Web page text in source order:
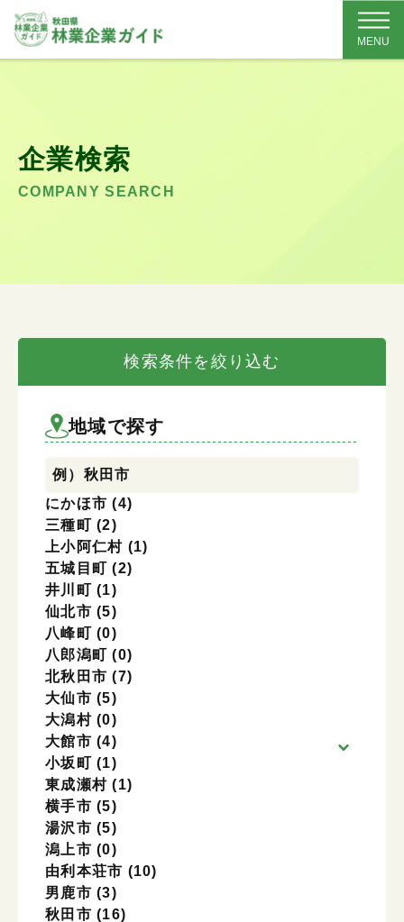
MENU
企業検索
COMPANY SEARCH
検索条件を絞り込む
地域で探す
地域を選択
例）秋田市
にかほ市 (4)
三種町 (2)
上小阿仁村 (1)
五城目町 (2)
井川町 (1)
仙北市 (5)
八峰町 (0)
八郎潟町 (0)
北秋田市 (7)
大仙市 (5)
大潟村 (0)
大館市 (4)
小坂町 (1)
東成瀬村 (1)
横手市 (5)
湯沢市 (5)
潟上市 (0)
由利本荘市 (10)
男鹿市 (3)
秋田市 (16)